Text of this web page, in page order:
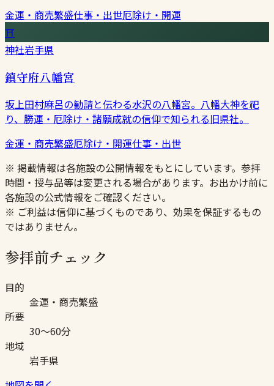
金運・商売繁盛仕事・出世厄除け・開運
⛩
神社岩手県
鎮守府八幡宮
坂上田村麻呂の勧請と伝わる水沢の八幡宮。八幡大神を祀
り、勝運・厄除け・諸願成就の信仰で知られる旧県社。
金運・商売繁盛厄除け・開運仕事・出世
※ 掲載情報は各施設の公開情報をもとにしています。参拝
時間・授与品等は変更される場合があります。お出かけ前に
各施設の公式情報をご確認ください。
※ ご利益は信仰に基づくものであり、効果を保証するもの
ではありません。
参拝前チェック
目的
金運・商売繁盛
所要
30〜60分
地域
岩手県